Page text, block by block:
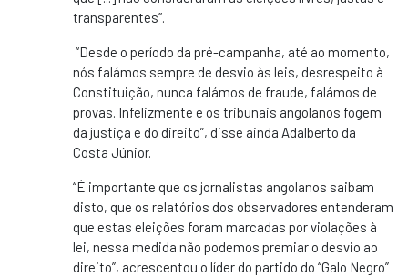
transparentes”.
“Desde o período da pré-campanha, até ao momento,
nós falámos sempre de desvio às leis, desrespeito à
Constituição, nunca falámos de fraude, falámos de
provas. Infelizmente e os tribunais angolanos fogem
da justiça e do direito”, disse ainda Adalberto da
Costa Júnior.
“É importante que os jornalistas angolanos saibam
disto, que os relatórios dos observadores entenderam
que estas eleições foram marcadas por violações à
lei, nessa medida não podemos premiar o desvio ao
direito”, acrescentou o líder do partido do “Galo Negro”